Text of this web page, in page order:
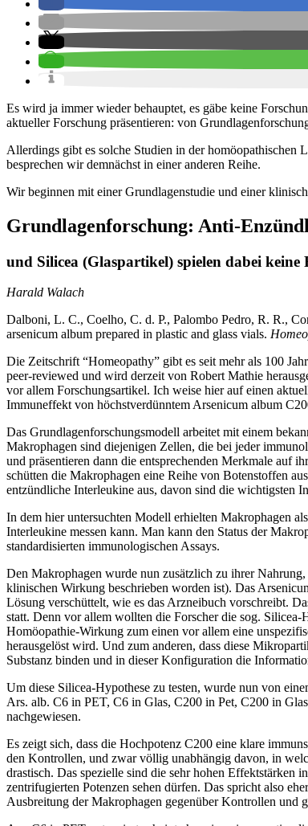
Es wird ja immer wieder behauptet, es gäbe keine
aktueller Forschung präsentieren: von
Allerdings gibt es solche Studien in der homöopathischen
besprechen wir demnächst in einer anderen Reihe.
Wir beginnen mit einer Grundlagenstudie und einer
Grundlagenforschung: Anti-
und Silicea (Glaspartikel) spielen dabei keine
Harald Walach
Dalboni, L. C., Coelho, C. d. P., Palombo Pedro, R. R.,
arsenicum album prepared in plastic and glass vials.
Die Zeitschrift “Homeopathy” gibt es seit mehr als 100
peer-reviewed und wird derzeit von Robert Mathie
vor allem Forschungsartikel. Ich weise hier auf einen
Immuneffekt von höchstverdünntem Arsenicum album
Das Grundlagenforschungsmodell arbeitet mit einem
Makrophagen sind diejenigen Zellen, die bei jeder
und präsentieren dann die entsprechenden Merkmale auf
schütten die Makrophagen eine Reihe von Botenstoffen
entzündliche Interleukine aus, davon sind die wichtigsten
In dem hier untersuchten Modell erhielten Makrophagen
Interleukine messen kann. Man kann den Status der
standardisierten immunologischen Assays.
Den Makrophagen wurde nun zusätzlich zu ihrer
klinischen Wirkung beschrieben worden ist). Das
Lösung verschüttelt, wie es das Arzneibuch vorschreibt.
statt. Denn vor allem wollten die Forscher die sog.
Homöopathie-Wirkung zum einen vor allem eine
herausgelöst wird. Und zum anderen, dass diese
Substanz binden und in dieser Konfiguration die
Um diese Silicea-Hypothese zu testen, wurde nun von
Ars. alb. C6 in PET, C6 in Glas, C200 in Pet, C200 in
nachgewiesen.
Es zeigt sich, dass die Hochpotenz C200 eine klare
den Kontrollen, und zwar völlig unabhängig davon, in
drastisch. Das spezielle sind die sehr hohen Effektstärken
zentrifugierten Potenzen sehen dürfen. Das spricht also
Ausbreitung der Makrophagen gegenüber Kontrollen und